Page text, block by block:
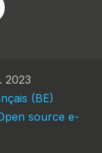
2023
(BE)
source e-